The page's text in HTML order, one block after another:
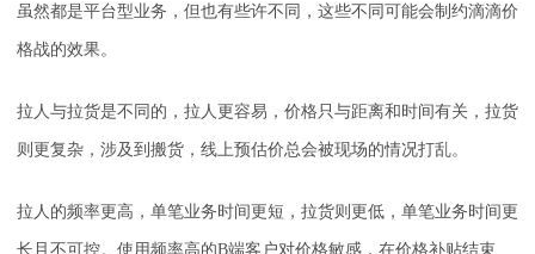
虽然都是平台型业务，但也有些许不同，这些不同可能会制约滴滴价
格战的效果。
拉人与拉货是不同的，拉人更容易，价格只与距离和时间有关，拉货
则更复杂，涉及到搬货，线上预估价总会被现场的情况打乱。
拉人的频率更高，单笔业务时间更短，拉货则更低，单笔业务时间更
长且不可控。使用频率高的B端客户对价格敏感，在价格补贴结束